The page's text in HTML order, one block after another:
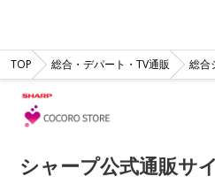
TOP 総合・デパート・TV通販 総合
シャープ公式通販サ